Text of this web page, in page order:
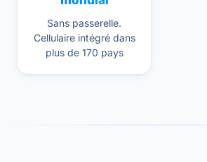
Sans passerelle.
Cellulaire intégré dans
plus de 170 pays